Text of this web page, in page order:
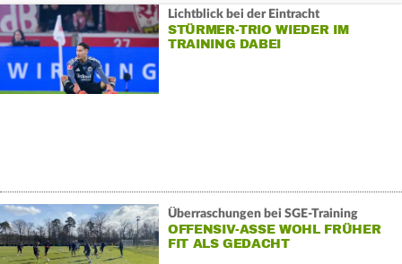
Lichtblick bei der Eintracht
STÜRMER-TRIO WIEDER IM
TRAINING DABEI
Überraschungen bei SGE-Training
OFFENSIV-ASSE WOHL FRÜHER
FIT ALS GEDACHT